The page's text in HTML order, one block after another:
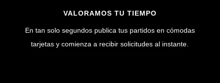
VALORAMOS TU TIEMPO
En tan solo segundos publica tus partidos en cómodas
tarjetas y comienza a recibir solicitudes al instante.